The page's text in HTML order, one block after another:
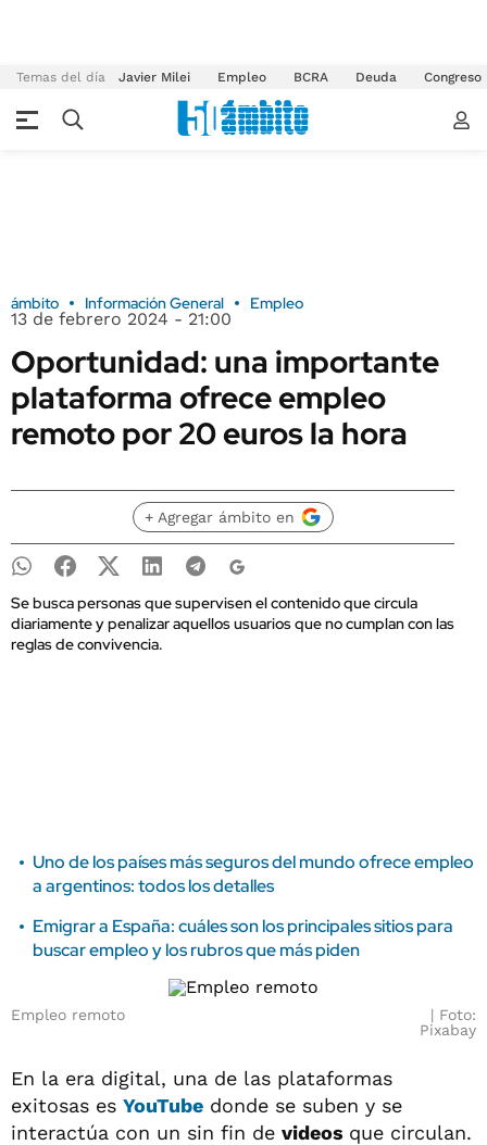
Temas del día Javier Milei Empleo BCRA Deuda Congreso
ámbito Información General Empleo
13 de febrero 2024 - 21:00
Oportunidad: una importante
plataforma ofrece empleo
remoto por 20 euros la hora
+ Agregar ámbito en
Se busca personas que supervisen el contenido que circula
diariamente y penalizar aquellos usuarios que no cumplan con las
reglas de convivencia.
Uno de los países más seguros del mundo ofrece empleo
a argentinos: todos los detalles
Emigrar a España: cuáles son los principales sitios para
buscar empleo y los rubros que más piden
Empleo remoto
Foto:
Pixabay
En la era digital, una de las plataformas
exitosas es YouTube donde se suben y se
interactúa con un sin fin de videos que circulan.